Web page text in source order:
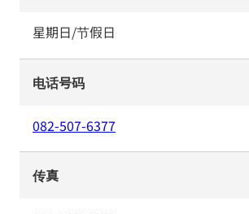
星期日/节假日
电话号码
082-507-6377
传真